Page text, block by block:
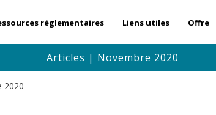
réglementaires Liens utiles Offre
Articles | Novembre 2020
2020